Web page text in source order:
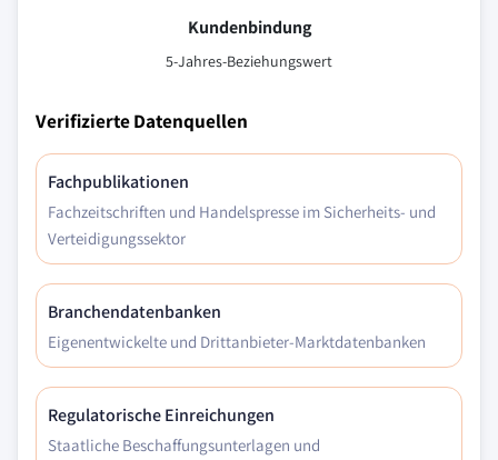
Kundenbindung
5-Jahres-Beziehungswert
Verifizierte Datenquellen
Fachpublikationen
Fachzeitschriften und Handelspresse im Sicherheits- und
Verteidigungssektor
Branchendatenbanken
Eigenentwickelte und Drittanbieter-Marktdatenbanken
Regulatorische Einreichungen
Staatliche Beschaffungsunterlagen und